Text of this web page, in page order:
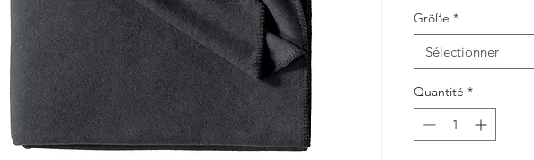
Größe *
Sélectionner
Quantité *